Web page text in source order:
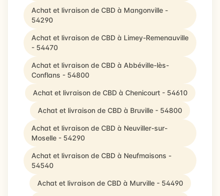
Achat et livraison de CBD à Mangonville -
54290
Achat et livraison de CBD à Limey-Remenauville
- 54470
Achat et livraison de CBD à Abbéville-lès-
Conflans - 54800
Achat et livraison de CBD à Chenicourt - 54610
Achat et livraison de CBD à Bruville - 54800
Achat et livraison de CBD à Neuviller-sur-
Moselle - 54290
Achat et livraison de CBD à Neufmaisons -
54540
Achat et livraison de CBD à Murville - 54490